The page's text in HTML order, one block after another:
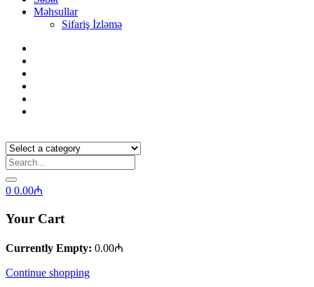
Məhsullar
Sifariş İzləmə
0 0.00₼
Your Cart
Currently Empty: 0.00₼
Continue shopping